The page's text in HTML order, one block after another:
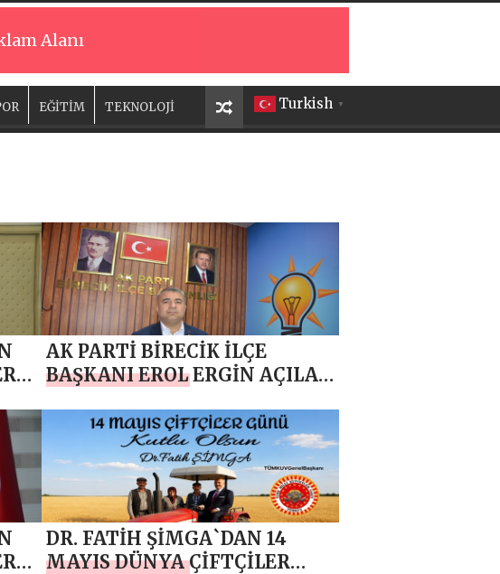
Alanı
Turkish ▼
EĞİTİM TEKNOLOJİ
AK PARTİ BİRECİK İLÇE
BAŞKANI EROL ERGİN AÇILAN
ÇİFTÇİLER GÜNÜ MESAJI
DR. FATİH ŞİMGA`DAN 14
MAYIS DÜNYA ÇİFTÇİLER